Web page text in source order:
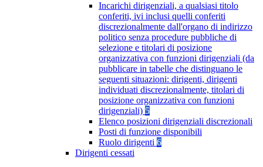
Incarichi dirigenziali, a qualsiasi titolo
conferiti, ivi inclusi quelli conferiti
discrezionalmente dall'organo di indirizzo
politico senza procedure pubbliche di
selezione e titolari di posizione
organizzativa con funzioni dirigenziali (da
pubblicare in tabelle che distinguano le
seguenti situazioni: dirigenti, dirigenti
individuati discrezionalmente, titolari di
posizione organizzativa con funzioni
dirigenziali) 5
Elenco posizioni dirigenziali discrezionali
Posti di funzione disponibili
Ruolo dirigenti 6
Dirigenti cessati